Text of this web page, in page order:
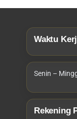
Waktu
Senin –
Rekening